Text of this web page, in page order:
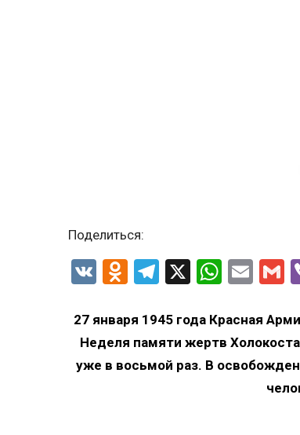
Поделиться:
VK Odnoklassniki
Telegram
X
27 января 1945 года Красная
Неделя памяти жертв
уже в восьмой раз. В